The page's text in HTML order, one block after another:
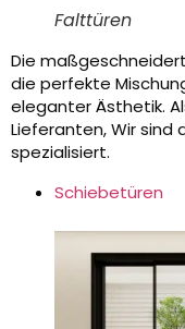
Falttüren
Die
die perfekte
eleganter Ästhetik.
Lieferanten, Wir sind
spezialisiert.
Schiebetüren